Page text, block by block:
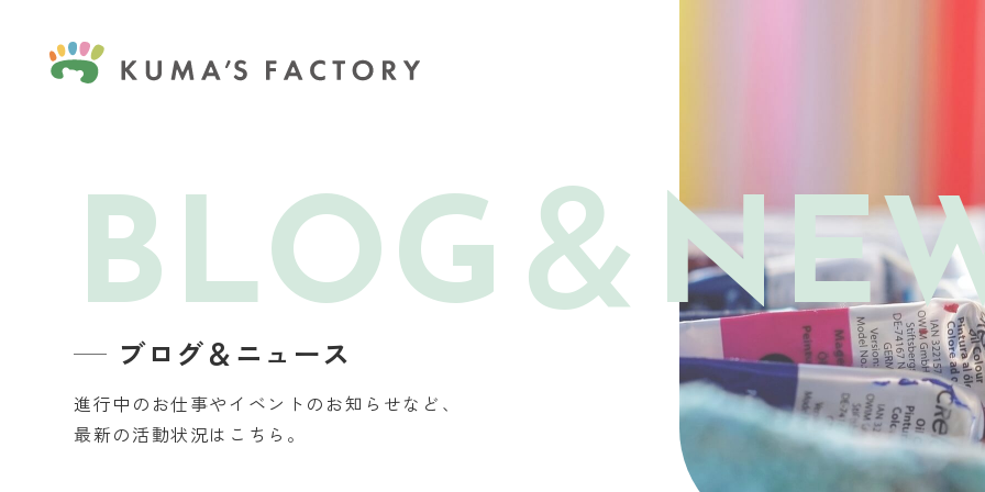
BLOG＆
ブログ＆ニュース
進行中のお仕事やイベントのお知らせなど、
最新の活動状況はこちら。